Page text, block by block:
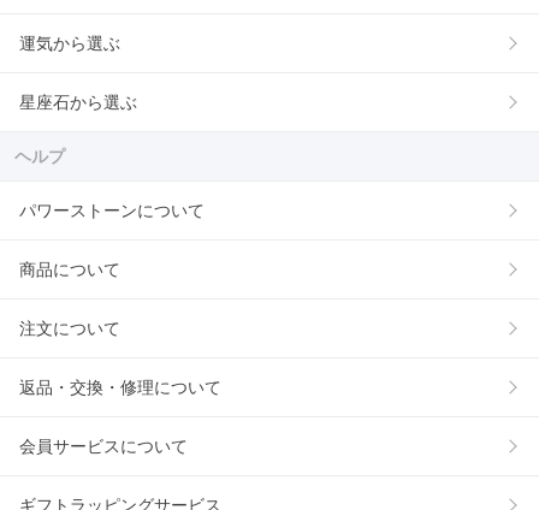
運気から選ぶ
星座石から選ぶ
ヘルプ
パワーストーンについて
商品について
注文について
返品・交換・修理について
会員サービスについて
ギフトラッピングサービス